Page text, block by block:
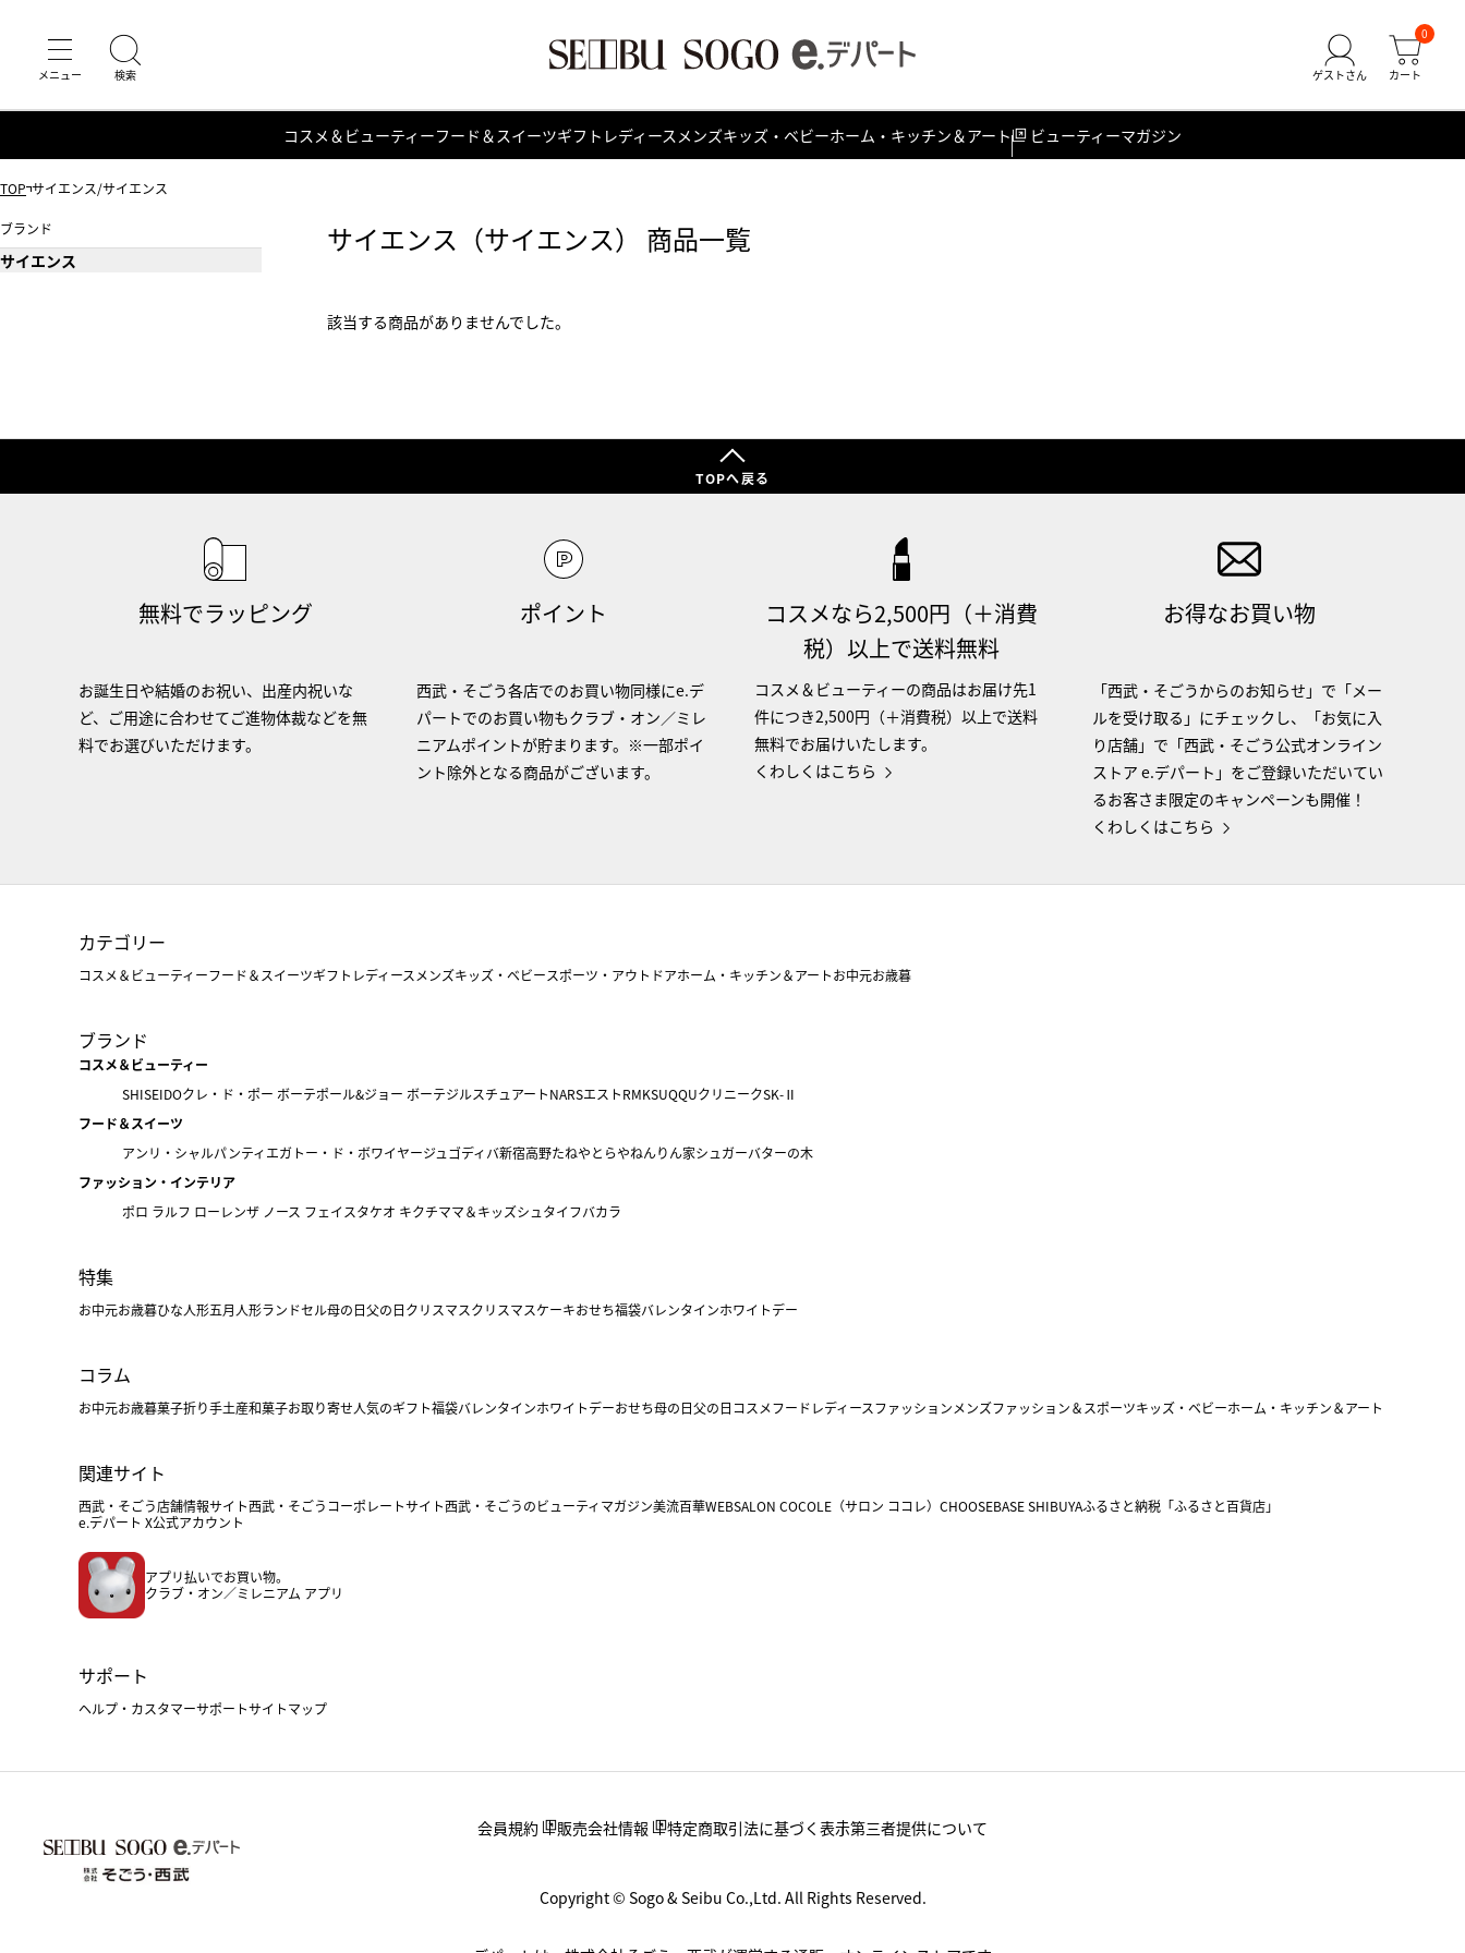
0
コスメ＆ビューティーフード＆スイーツギフト レディース メンズキッズ・ベビーホーム・キッチン＆アート ビューティーマガジン
TOP サイエンス/サイエンス
サイエンス（サイエンス） 商品一覧
該当する商品がありませんでした。
ブランド
サイエンス
TOPへ戻る
無料でラッピング
お誕生日や結婚のお祝い、出産内祝いな
ど、ご用途に合わせてご進物体裁などを無
料でお選びいただけます。
ポイント
西武・そごう各店でのお買い物同様にe.デ
パートでのお買い物もクラブ・オン／ミレ
ニアムポイントが貯まります。※一部ポイ
ント除外となる商品がございます。
コスメなら2,500円（＋消費
税）以上で送料無料
コスメ＆ビューティーの商品はお届け先1
件につき2,500円（＋消費税）以上で送料
無料でお届けいたします。
くわしくはこちら
お得なお買い物
「西武・そごうからのお知らせ」で「メー
ルを受け取る」にチェックし、「お気に入
り店舗」で「西武・そごう公式オンライン
ストア e.デパート」をご登録いただいてい
るお客さま限定のキャンペーンも開催！
くわしくはこちら
カテゴリー
コスメ＆ビューティーフード＆スイーツギフト レディース メンズキッズ・ベビースポーツ・アウトドアホーム・キッチン＆アートお中元お歳暮
ブランド
コスメ＆ビューティー
SHISEIDOクレ・ド・ポー ボーテポール&ジョー ボーテジルスチュアートNARSエストRMKSUQQUクリニークSK-Ⅱ
フード＆スイーツ
アンリ・シャルパンティエガトー・ド・ボワイヤージュ ゴディバ新宿高野たねやとらやねんりん家シュガーバターの木
ファッション・インテリア
ポロ ラルフ ローレンザ ノース フェイスタケオ キクチママ＆キッズシュタイフバカラ
特集
お中元お歳暮ひな人形五月人形ランドセル母の日父の日クリスマスクリスマスケーキおせち福袋バレンタインホワイトデー
コラム
お中元お歳暮菓子折り手土産和菓子お取り寄せ人気のギフト福袋バレンタインホワイトデーおせち母の日父の日 コスメフードレディースファッションメンズファッション＆スポーツキッズ・ベビーホーム・キッチン＆アート
関連サイト
西武・そごう店舗情報サイト西武・そごうコーポレートサイト西武・そごうのビューティマガジン美流百華WEBSALON COCOLE（サロン ココレ） CHOOSEBASE SHIBUYAふるさと納税「ふるさと百貨店」
e.デパート X公式アカウント
アプリ払いでお買い物。
クラブ・オン／ミレニアム アプリ
サポート
ヘルプ・カスタマーサポートサイトマップ
会員規約 販売会社情報 特定商取引法に基づく表示第三者提供について
Copyright © Sogo & Seibu Co.,Ltd. All Rights Reserved.